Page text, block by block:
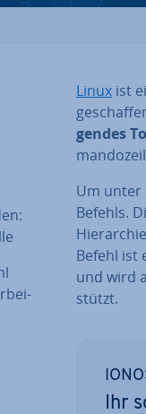
Linux ist
gen­des
Um unter
Befehls.
Befehl ist
und wird
stützt.
Ihr